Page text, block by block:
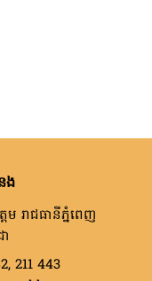
ង
ម រាជធានីភ្នំពេញ
211 443